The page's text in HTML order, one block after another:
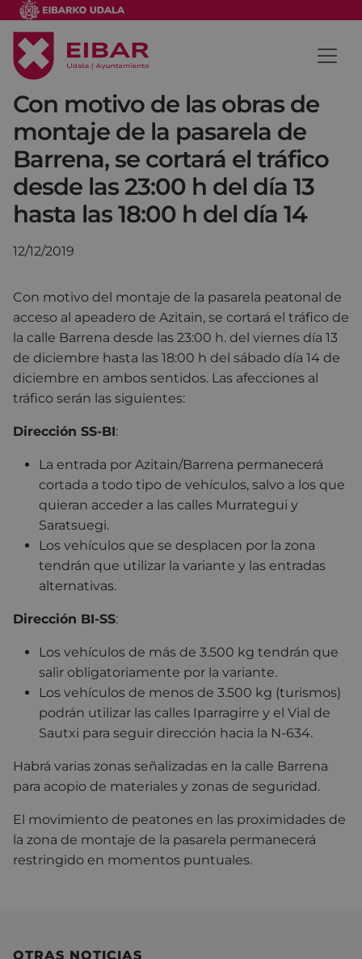
Con motivo de las obras de
montaje de la pasarela de
Barrena, se cortará el tráfico
desde las 23:00 h del día 13
hasta las 18:00 h del día 14
12/12/2019
Con motivo del montaje de la pasarela peatonal de
acceso al apeadero de Azitain, se cortará el tráfico de
la calle Barrena desde las 23:00 h. del viernes día 13
de diciembre hasta las 18:00 h del sábado día 14 de
diciembre en ambos sentidos. Las afecciones al
tráfico serán las siguientes:
Dirección SS-BI:
La entrada por Azitain/Barrena permanecerá
cortada a todo tipo de vehículos, salvo a los que
quieran acceder a las calles Murrategui y
Saratsuegi.
Los vehículos que se desplacen por la zona
tendrán que utilizar la variante y las entradas
alternativas.
Dirección BI-SS:
Los vehículos de más de 3.500 kg tendrán que
salir obligatoriamente por la variante.
Los vehículos de menos de 3.500 kg (turismos)
podrán utilizar las calles Iparragirre y el Vial de
Sautxi para seguir dirección hacia la N-634.
Habrá varias zonas señalizadas en la calle Barrena
para acopio de materiales y zonas de seguridad.
El movimiento de peatones en las proximidades de
la zona de montaje de la pasarela permanecerá
restringido en momentos puntuales.
OTRAS NOTICIAS